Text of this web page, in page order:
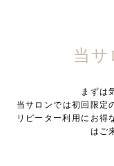
当
まずは
当サロンでは初回限定
リピーター利用にお得
はご